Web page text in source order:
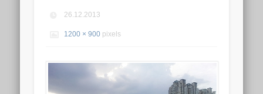
26.12.2013
1200 × 900 pixels